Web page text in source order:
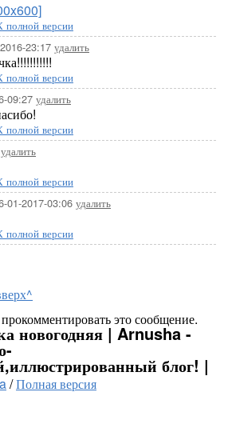
полной версии
23:17 удалить
полной версии
09:27 удалить
полной версии
удалить
полной версии
01-2017-03:06 удалить
полной версии
это сообщение.
новогодняя | Arnusha -
блог! |
/Полная версия